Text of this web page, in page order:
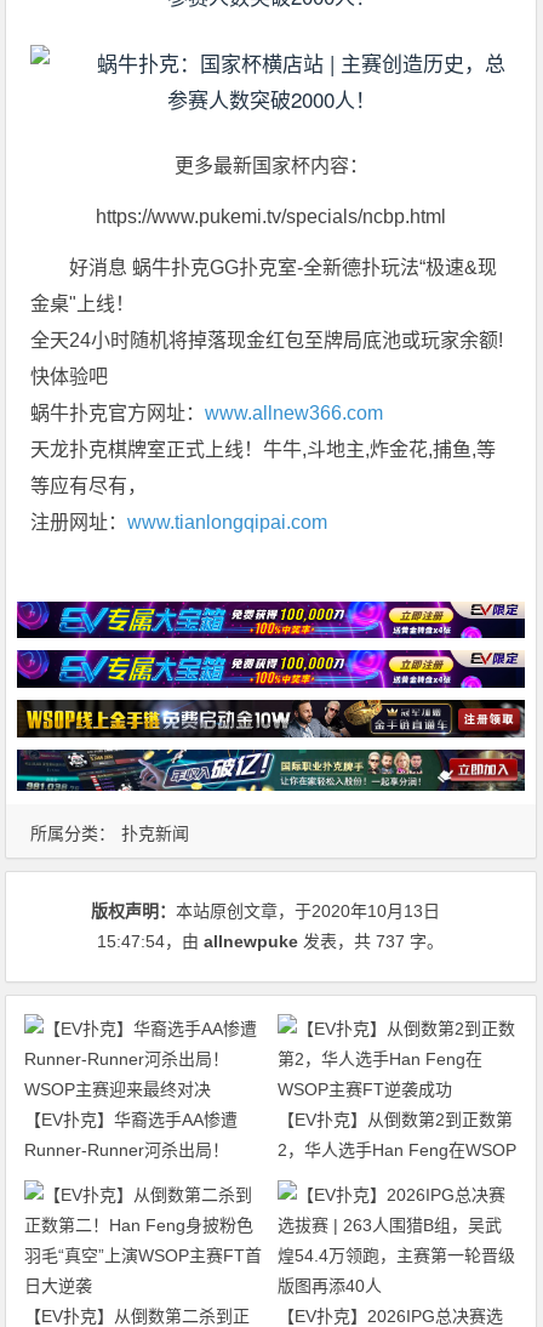
更多最新国家杯内容：
https://www.pukemi.tv/specials/ncbp.html
好消息 蜗牛扑克GG扑克室-全新德扑玩法“极速&现
金桌"上线！
全天24小时随机将掉落现金红包至牌局底池或玩家余额!
快体验吧
蜗牛扑克官方网址：www.allnew366.com
天龙扑克棋牌室正式上线！牛牛,斗地主,炸金花,捕鱼,等
等应有尽有，
注册网址：www.tianlongqipai.com
所属分类： 扑克新闻
版权声明：本站原创文章，于2020年10月13日
15:47:54，由allnewpuke 发表，共 737 字。
【EV扑克】华裔选手AA惨遭
Runner-Runner河杀出局！
WSOP主赛迎来最终对决
【EV扑克】从倒数第2到正数第
2，华人选手Han Feng在WSOP
主赛FT逆袭成功
【EV扑克】从倒数第二杀到正 【EV扑克】2026IPG总决赛选